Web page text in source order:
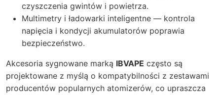
czyszczenia gwintów i powietrza.
Multimetry i ładowarki inteligentne — kontrola
napięcia i kondycji akumulatorów poprawia
bezpieczeństwo.
Akcesoria sygnowane marką IBVAPE często są
projektowane z myślą o kompatybilności z zestawami
producentów popularnych atomizerów, co upraszcza